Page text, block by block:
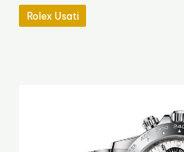
Rolex Usati